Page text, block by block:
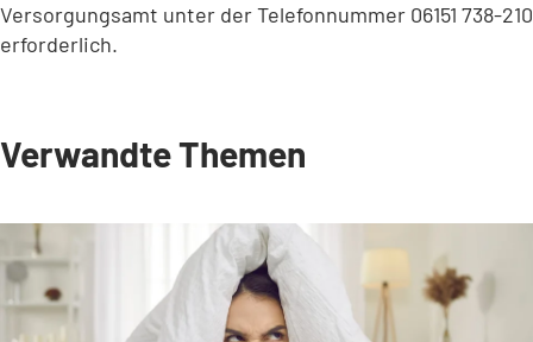
Versorgungsamt unter der Telefonnummer 06151 738-210
erforderlich.
Verwandte Themen